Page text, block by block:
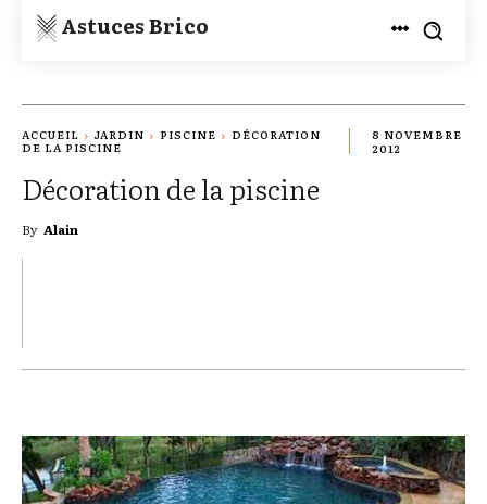
Astuces Brico
ACCUEIL JARDIN PISCINE
DÉCORATION
DE LA PISCINE
8 NOVEMBRE
2012
Décoration de la piscine
By Alain